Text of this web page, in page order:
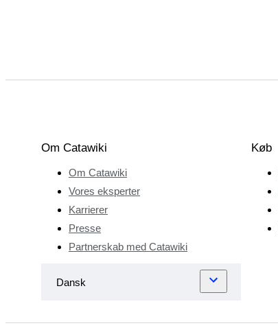
Om Catawiki
Om Catawiki
Vores eksperter
Karrierer
Presse
Partnerskab med Catawiki
Køb